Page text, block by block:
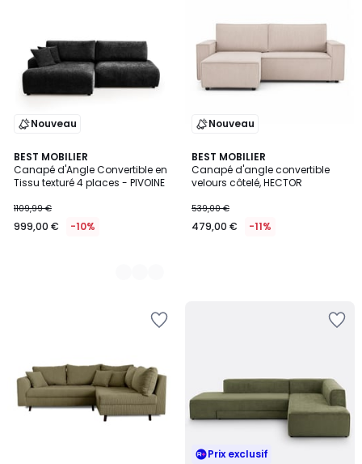
Nouveau
BEST MOBILIER
Canapé d'Angle Convertible en
Tissu texturé 4 places - PIVOINE
1109,99 €
999,00 € -10%
7
Couleurs
Nouveau
BEST MOBILIER
Canapé d'angle convertible
velours côtelé, HECTOR
539,00 €
479,00 € -11%
Prix exclusif